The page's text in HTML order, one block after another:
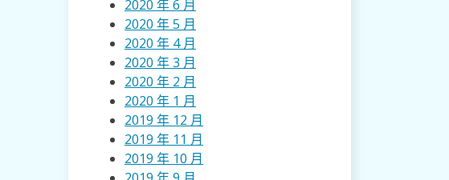
2020 年 6 月
2020 年 5 月
2020 年 4 月
2020 年 3 月
2020 年 2 月
2020 年 1 月
2019 年 12 月
2019 年 11 月
2019 年 10 月